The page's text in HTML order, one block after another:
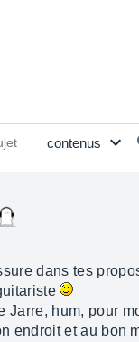
dans tes
Jarre, hum, pour
endroit et au bon